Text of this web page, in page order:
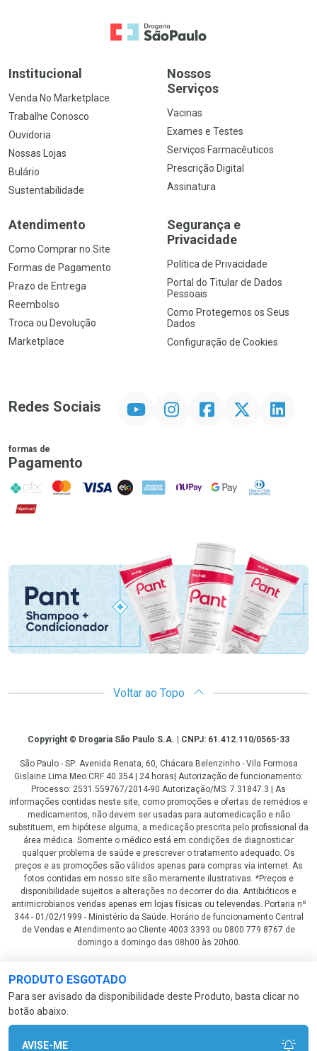
PRODUTO ESGOTADO
Para ser avisado da disponibilidade deste Produto, basta clicar no
botão abaixo.
AVISE-ME
Ir para a Home
Institucional
Venda No Marketplace
Trabalhe Conosco
Ouvidoria
Nossas Lojas
Bulário
Sustentabilidade
Nossos
Serviços
Vacinas
Exames e Testes
Serviços Farmacêuticos
Prescrição Digital
Assinatura
Atendimento
Como Comprar no Site
Formas de Pagamento
Prazo de Entrega
Reembolso
Troca ou Devolução
Marketplace
Segurança e
Privacidade
Política de Privacidade
Portal do Titular de Dados
Pessoais
Como Protegemos os Seus
Dados
Configuração de Cookies
Redes Sociais InstagramFacebookTwitter Linkedin
formas de
Pagamento
PIX MasterCard
VISA ELO AMEX NuPay Google PayDiners Club
Hipercard
Promoção em Destaque
Voltar ao Topo
CopyrightCopyright © Drogaria São Paulo S.A. | CNPJ: 61.412.110/0565-33
São Paulo - SP: Avenida Renata, 60, Chácara Belenzinho - Vila Formosa
Gislaine Lima Meo CRF 40.354 | 24 horas| Autorização de funcionamento:
Processo: 2531.559767/2014-90 Autorização/MS: 7.31847.3 | As
informações contidas neste site, como promoções e ofertas de remédios e
medicamentos, não devem ser usadas para automedicação e não
substituem, em hipótese alguma, a medicação prescrita pelo profissional da
área médica. Somente o médico está em condições de diagnosticar
qualquer problema de saúde e prescrever o tratamento adequado. Os
preços e as promoções são válidos apenas para compras via internet. As
fotos contidas em nosso site são meramente ilustrativas. *Preços e
disponibilidade sujeitos a alterações no decorrer do dia. Antibióticos e
antimicrobianos vendas apenas em lojas físicas ou televendas. Portaria nº
344 - 01/02/1999 - Ministério da Saúde. Horário de funcionamento Central
de Vendas e Atendimento ao Cliente 4003 3393 ou 0800 779 8767 de
domingo a domingo das 08h00 às 20h00.
LGPD Aceite os Cookies